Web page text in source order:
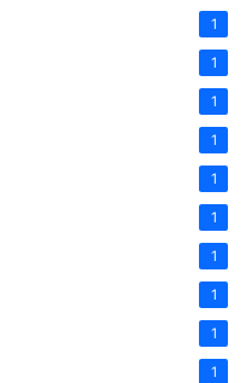
1
1
1
1
1
1
1
1
1
1